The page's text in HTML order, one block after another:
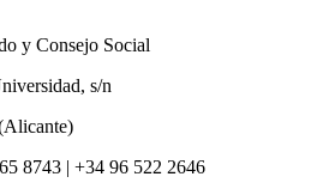
y Consejo Social
s/n
8743 | +34 96 522 2646